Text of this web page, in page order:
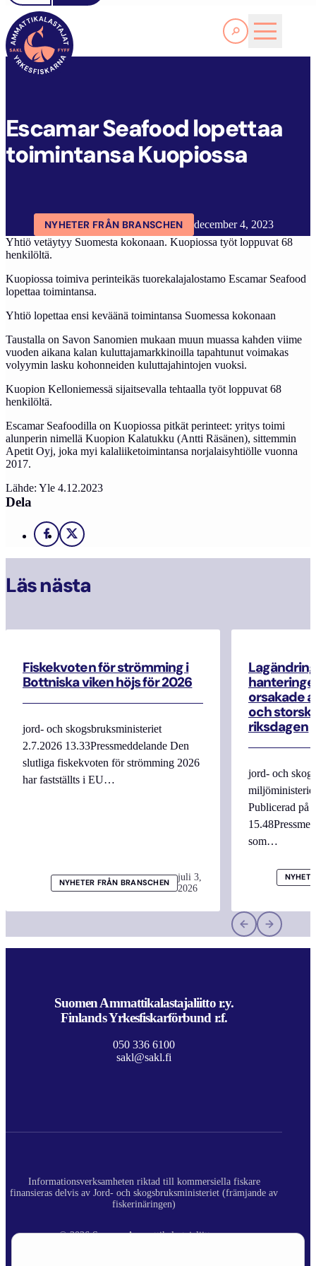
Läs Mer
FYFF
Escamar Seafood lopettaa
toimintansa Kuopiossa
NYHETER FRÅN BRANSCHEN
december 4, 2023
Yhtiö vetäytyy Suomesta kokonaan. Kuopiossa työt loppuvat 68
henkilöltä.
Kuopiossa toimiva perinteikäs tuorekalajalostamo Escamar Seafood
lopettaa toimintansa.
Yhtiö lopettaa ensi keväänä toimintansa Suomessa kokonaan
Taustalla on Savon Sanomien mukaan muun muassa kahden viime
vuoden aikana kalan kuluttajamarkkinoilla tapahtunut voimakas
volyymin lasku kohonneiden kuluttajahintojen vuoksi.
Kuopion Kelloniemessä sijaitsevalla tehtaalla työt loppuvat 68
henkilöltä.
Escamar Seafoodilla on Kuopiossa pitkät perinteet: yritys toimi
alunperin nimellä Kuopion Kalatukku (Antti Räsänen), sittemmin
Apetit Oyj, joka myi kalaliiketoimintansa norjalaisyhtiölle vuonna
2017.
Lähde: Yle 4.12.2023
Dela
Facebook
X
Läs nästa
Fiskekvoten för strömming i
Bottniska viken höjs för 2026
jord- och skogsbruksministeriet
2.7.2026 13.33Pressmeddelande Den
slutliga fiskekvoten för strömming 2026
har fastställts i EU…
NYHETER FRÅN BRANSCHEN
juli 3,
2026
orsakade
och
riksdagen
jord- och
Publicerad på
som…
Suomen Ammattikalastajaliitto r.y.
Finlands Yrkesfiskarförbund r.f.
050 336 6100
sakl@sakl.fi
Informationsverksamheten riktad till kommersiella fiskare
finansieras delvis av Jord- och skogsbruksministeriet (främjande av
fiskerinäringen)
© 2026 Suomen Ammattikalastajaliitto ry.